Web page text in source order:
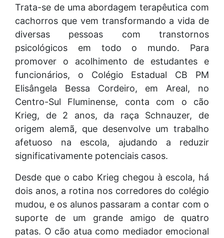
Trata-se de uma abordagem terapêutica com
cachorros que vem transformando a vida de
diversas pessoas com transtornos
psicológicos em todo o mundo. Para
promover o acolhimento de estudantes e
funcionários, o Colégio Estadual CB PM
Elisângela Bessa Cordeiro, em Areal, no
Centro-Sul Fluminense, conta com o cão
Krieg, de 2 anos, da raça Schnauzer, de
origem alemã, que desenvolve um trabalho
afetuoso na escola, ajudando a reduzir
significativamente potenciais casos.
Desde que o cabo Krieg chegou à escola, há
dois anos, a rotina nos corredores do colégio
mudou, e os alunos passaram a contar com o
suporte de um grande amigo de quatro
patas. O cão atua como mediador emocional